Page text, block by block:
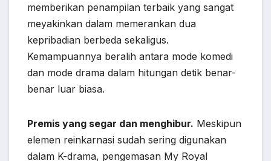
memberikan penampilan terbaik yang sangat
meyakinkan dalam memerankan dua
kepribadian berbeda sekaligus.
Kemampuannya beralih antara mode komedi
dan mode drama dalam hitungan detik benar-
benar luar biasa.
Premis yang segar dan menghibur. Meskipun
elemen reinkarnasi sudah sering digunakan
dalam K-drama, pengemasan My Royal